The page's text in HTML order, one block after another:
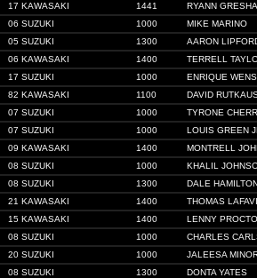
17 KAWASAKI 1441
RYANN
06 SUZUKI 1000
MIKE MARINO
05 SUZUKI 1300
AARON
06 KAWASAKI 1400
TERRELL
17 SUZUKI 1000
ENRIQUE
82 KAWASAKI 1100
DAVID
07 SUZUKI 1000
TYRONE
07 SUZUKI 1000
LOUIS GREEN
09 KAWASAKI 1400
MONTRELL
08 SUZUKI 1000
KHALIL
08 SUZUKI 1300
DALE
21 KAWASAKI 1400
THOMAS LAFAVI
15 KAWASAKI 1400
LENNY
08 SUZUKI 1000
CHARLES
20 SUZUKI 1000
JALEESA
08 SUZUKI 1300
DONTA YATES